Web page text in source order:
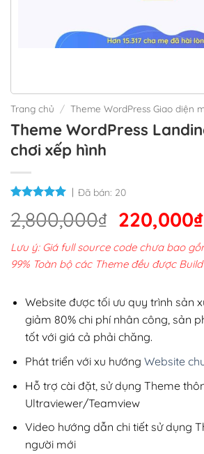
Trang chủ / Theme WordPress Giao diện
Theme WordPress
chơi xếp hình
Đã bán: 20
2,800,000₫ Giá
gốc
là:
220,000₫
Lưu ý: Giá full source code chưa bao
99% Toàn bộ các Theme đều được
Website được tối ưu quy trình sản
giảm 80% chi phí nhân công, sản
tốt với giá cả phải chăng.
Phát triển với xu hướng Website
Hỗ trợ cài đặt, sử dụng Theme
Ultraviewer/Teamview
Video hướng dẫn chi tiết sử dụng
người mới